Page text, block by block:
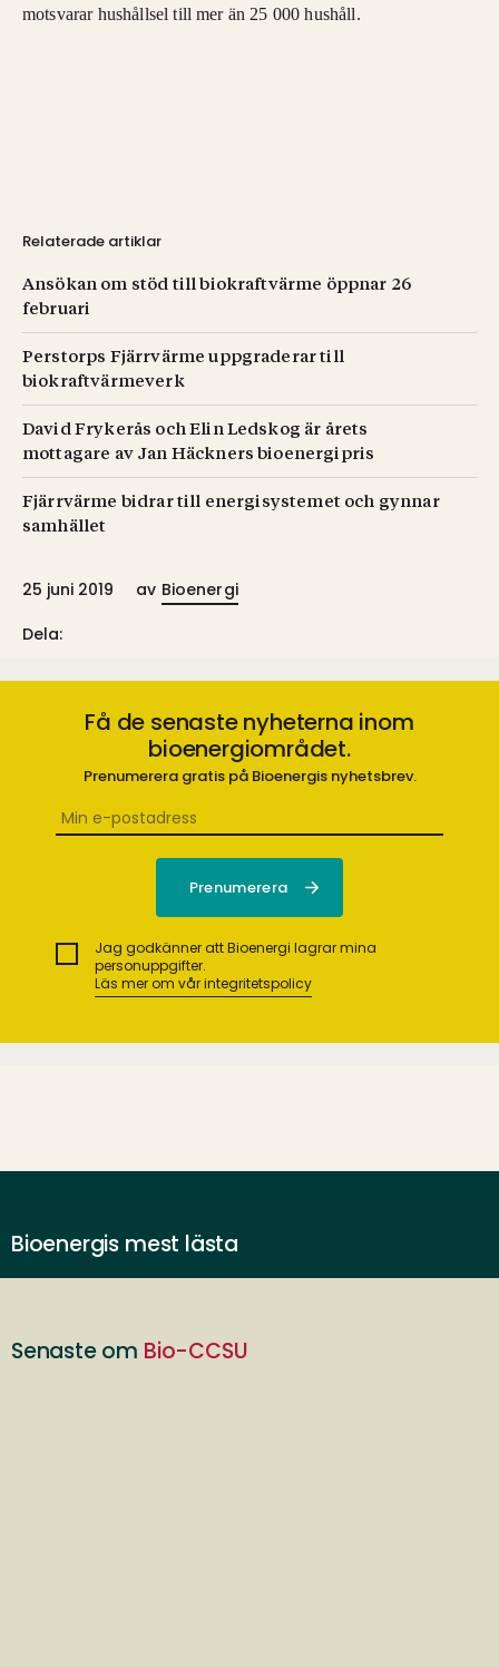
motsvarar hushållsel till mer än 25 000 hushåll.
Relaterade artiklar
Ansökan om stöd till biokraftvärme öppnar 26
februari
Perstorps Fjärrvärme uppgraderar till
biokraftvärmeverk
David Frykerås och Elin Ledskog är årets
mottagare av Jan Häckners bioenergipris
Fjärrvärme bidrar till energisystemet och gynnar
samhället
25 juni 2019 av Bioenergi
Dela:
Få de senaste nyheterna inom
bioenergiområdet.
Prenumerera gratis på Bioenergis nyhetsbrev.
Jag godkänner att Bioenergi lagrar mina
personuppgifter.
Läs mer om vår integritetspolicy
Bioenergis mest lästa
Senaste om Bio-CCSU